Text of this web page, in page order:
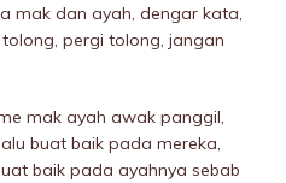
mak dan ayah, dengar kata,
pergi tolong, jangan
mak ayah awak panggil,
buat baik pada mereka,
baik pada ayahnya sebab